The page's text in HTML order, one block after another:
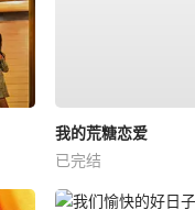
我的荒糖恋爱
已完结